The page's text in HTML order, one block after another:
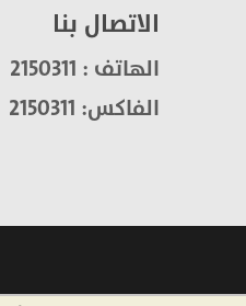
الاتصال بنا
الهاتف : 2150311
الفاكس: 2150311